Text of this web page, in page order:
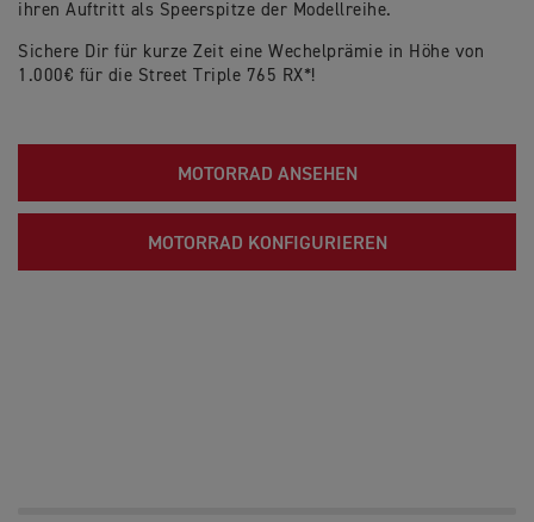
ihren Auftritt als Speerspitze der Modellreihe.
Sichere Dir für kurze Zeit eine Wechelprämie in Höhe von
1.000€ für die Street Triple 765 RX*!
MOTORRAD ANSEHEN
MOTORRAD KONFIGURIEREN